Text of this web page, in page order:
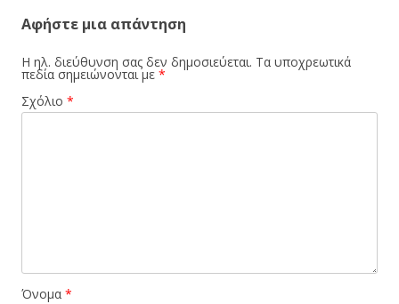
Αφήστε μια απάντηση
Η ηλ. διεύθυνση σας δεν δημοσιεύεται. Τα υποχρεωτικά
πεδία σημειώνονται με *
Σχόλιο *
Όνομα *